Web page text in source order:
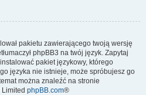
pakietu zawierającego twoją wersję
phpBB3 na twój język. Zapytaj
pakiet językowy, którego
języka nie istnieje, może spróbujesz go
można znaleźć na stronie
phpBB.com®